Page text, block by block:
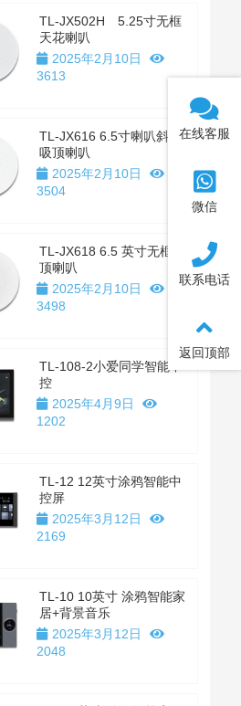
TL-JX502H 5.25寸无框
天花喇叭
2025年2月10日
3613
TL-JX616 6.5寸喇叭斜置
吸顶喇叭
2025年2月10日
3504
TL-JX618 6.5 英寸无框吸
顶喇叭
2025年2月10日
3498
TL-108-2小爱同学智能中
控
2025年4月9日
1202
TL-12 12英寸涂鸦智能中
控屏
2025年3月12日
2169
TL-10 10英寸 涂鸦智能家
居+背景音乐
2025年3月12日
2048
在线客服
微信
联系电话
返回顶部